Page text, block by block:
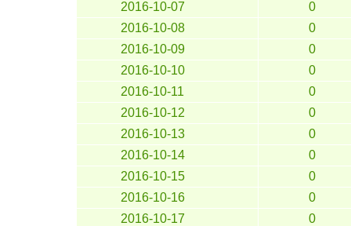
2016-10-07
0
2016-10-08
0
2016-10-09
0
2016-10-10
0
2016-10-11
0
2016-10-12
0
2016-10-13
0
2016-10-14
0
2016-10-15
0
2016-10-16
0
2016-10-17
0